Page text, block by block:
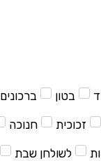
בטון ברכונים
זכוכית חנוכה
לשולחן שבת